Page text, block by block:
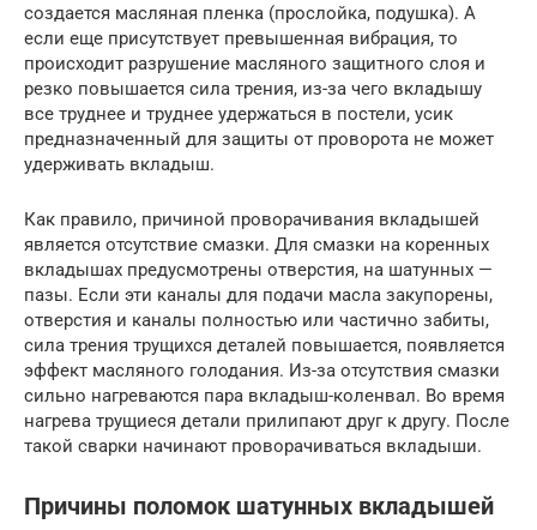
создается масляная пленка (прослойка, подушка). А
если еще присутствует превышенная вибрация, то
происходит разрушение масляного защитного слоя и
резко повышается сила трения, из-за чего вкладышу
все труднее и труднее удержаться в постели, усик
предназначенный для защиты от проворота не может
удерживать вкладыш.
Как правило, причиной проворачивания вкладышей
является отсутствие смазки. Для смазки на коренных
вкладышах предусмотрены отверстия, на шатунных —
пазы. Если эти каналы для подачи масла закупорены,
отверстия и каналы полностью или частично забиты,
сила трения трущихся деталей повышается, появляется
эффект масляного голодания. Из-за отсутствия смазки
сильно нагреваются пара вкладыш-коленвал. Во время
нагрева трущиеся детали прилипают друг к другу. После
такой сварки начинают проворачиваться вкладыши.
Причины поломок шатунных вкладышей